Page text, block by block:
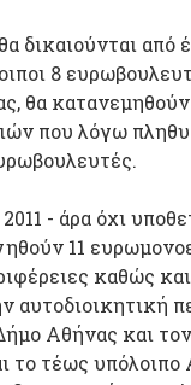
δικαιούνται από
8
θα
που λόγω
- άρα όχι
11
καθώς
αυτοδιοικητική
Αθήνας και
το τέως υπόλοιπο